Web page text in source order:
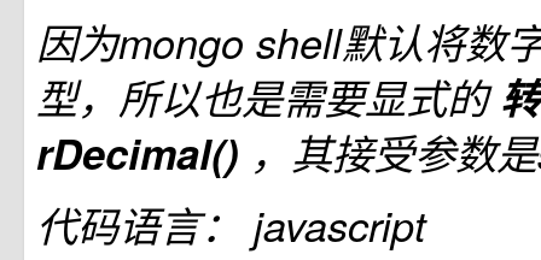
因为mongo shell默认将数
型，所以也是需要显式的
rDecimal() ，其接受参数
代码语言： javascript